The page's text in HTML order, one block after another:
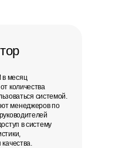
в месяц
количества
системой.
менеджеров по
в систему